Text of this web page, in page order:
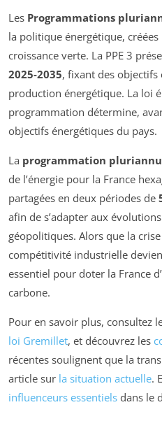
Les Programmations
la politique énergétique,
croissance verte. La PPE 3
2025-2035, fixant des
production énergétique. La loi
programmation détermine,
objectifs énergétiques du pays.
La programmation
de l’énergie pour la France
partagées en deux périodes de
afin de s’adapter aux
géopolitiques. Alors que la
compétitivité industrielle
essentiel pour doter la France
carbone.
Pour en savoir plus, consultez
loi Gremillet, et découvrez les
récentes soulignent que la
article sur la situation actuelle.
influenceurs essentiels dans le